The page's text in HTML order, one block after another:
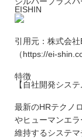
EISHIN
引用元：株式会
（https://ei-
特徴
【自社開発シス
最新のHRテクノ
やヒューマンエ
維持するシステマ